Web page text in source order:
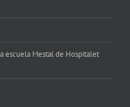
escuela Mestal de Hospitalet